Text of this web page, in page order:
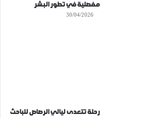
مفصلية في تطور البشر
30/04/2026
رحلة تتعدى ليالي الرصاص للباحث